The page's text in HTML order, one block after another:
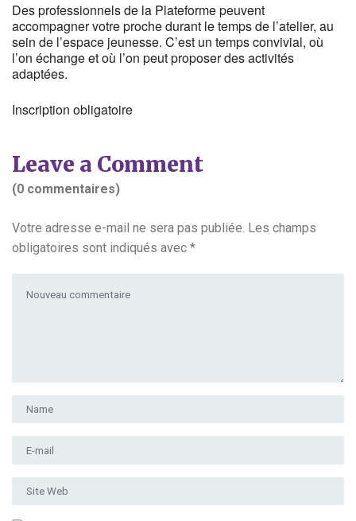
Des professionnels de la Plateforme peuvent
accompagner votre proche durant le temps de l’atelier, au
sein de l’espace jeunesse. C’est un temps convivial, où
l’on échange et où l’on peut proposer des activités
adaptées.
Inscription obligatoire
Leave a Comment
(0 commentaires)
Votre adresse e-mail ne sera pas publiée. Les champs
obligatoires sont indiqués avec *
Prénom et nom
Adresse e-mail
Site Web